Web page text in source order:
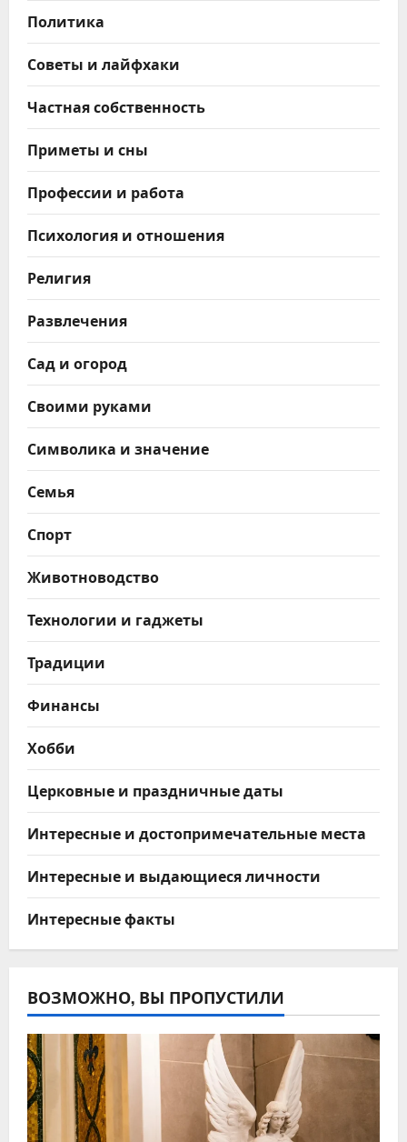
Политика
Советы и лайфхаки
Частная собственность
Приметы и сны
Профессии и работа
Психология и отношения
Религия
Развлечения
Сад и огород
Своими руками
Символика и значение
Семья
Спорт
Животноводство
Технологии и гаджеты
Традиции
Финансы
Хобби
Церковные и праздничные даты
Интересные и достопримечательные места
Интересные и выдающиеся личности
Интересные факты
ВОЗМОЖНО, ВЫ ПРОПУСТИЛИ